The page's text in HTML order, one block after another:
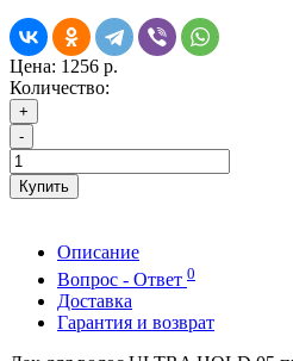
Цена: 1256 р.
Количество:
+
-
Купить
Описание
Вопрос - Ответ 0
Доставка
Гарантия и возврат